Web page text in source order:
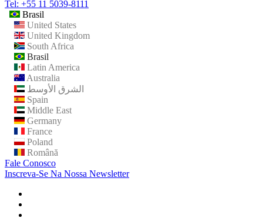
Tel: +55 11 5039-8111
Brasil
United States
United Kingdom
South Africa
Brasil
Latin America
Australia
الشرق الأوسط
Spain
Middle East
Germany
France
Poland
Română
Fale Conosco
Inscreva-Se Na Nossa Newsletter